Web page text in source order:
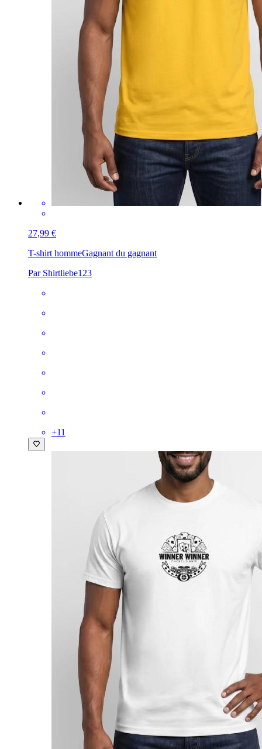
27,99 €
T-shirt hommeGagnant du gagnant
Par Shirtliebe123
+11